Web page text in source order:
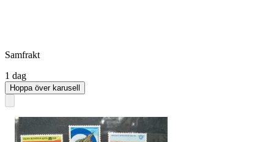
Samfrakt
1 dag
Hoppa över karusell